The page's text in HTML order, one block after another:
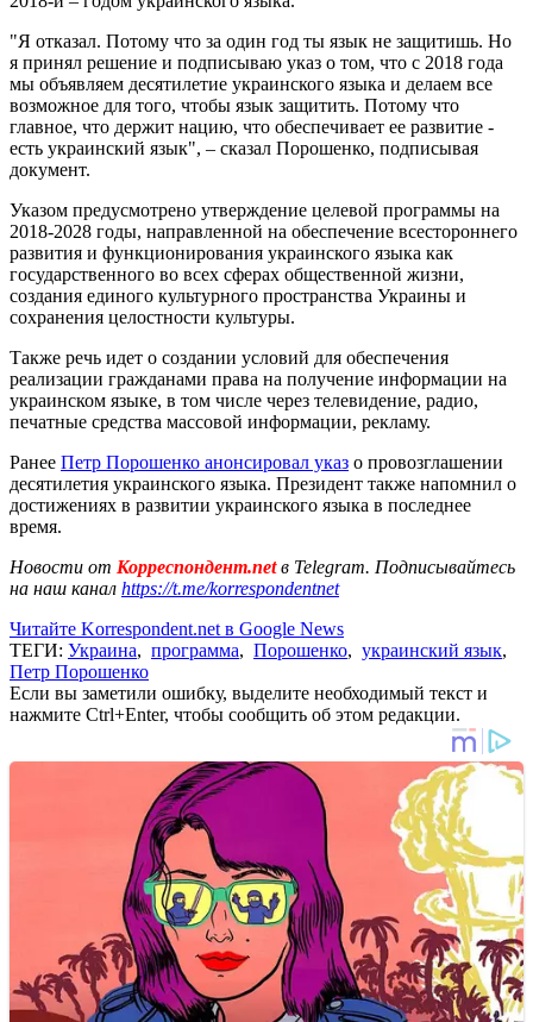
"Я отказал. Потому что за один год ты язык не защитишь. Но
я принял решение и подписываю указ о том, что с 2018 года
мы объявляем десятилетие украинского языка и делаем все
возможное для того, чтобы язык защитить. Потому что
главное, что держит нацию, что обеспечивает ее развитие -
есть украинский язык", – сказал Порошенко, подписывая
документ.
Указом предусмотрено утверждение целевой программы на
2018-2028 годы, направленной на обеспечение всестороннего
развития и функционирования украинского языка как
государственного во всех сферах общественной жизни,
создания единого культурного пространства Украины и
сохранения целостности культуры.
Также речь идет о создании условий для обеспечения
реализации гражданами права на получение информации на
украинском языке, в том числе через телевидение, радио,
печатные средства массовой информации, рекламу.
Ранее Петр Порошенко анонсировал указ о провозглашении
десятилетия украинского языка. Президент также напомнил о
достижениях в развитии украинского языка в последнее
время.
Новости от Корреспондент.netв Telegram. Подписывайтесь
на наш канал https://t.me/korrespondentnet
Читайте Korrespondent.net в Google News
ТЕГИ: Украина, программа, Порошенко, украинский язык,
Петр Порошенко
Если вы заметили ошибку, выделите необходимый текст и
нажмите Ctrl+Enter, чтобы сообщить об этом редакции.